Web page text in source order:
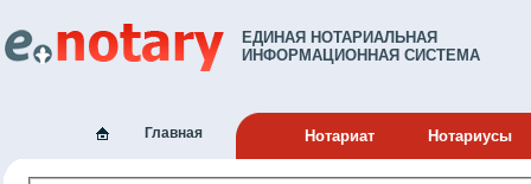
ЕДИНАЯ НОТАРИАЛЬНАЯ
ИНФОРМАЦИОННАЯ СИСТЕМА
Главная Нотариат Нотариусы